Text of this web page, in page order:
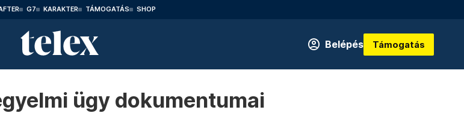
G7 KARAKTER TÁMOGATÁS SHOP
Belépés Támogatás
ügy dokumentumai